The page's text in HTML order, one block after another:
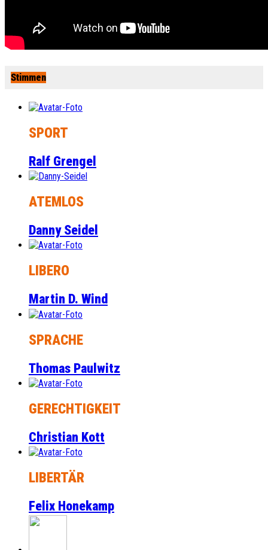
Stimmen
SPORT
Ralf Grengel
ATEMLOS
Danny Seidel
LIBERO
Martin D. Wind
SPRACHE
Thomas Paulwitz
GERECHTIGKEIT
Christian Kott
LIBERTÄR
Felix Honekamp